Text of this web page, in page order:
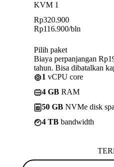
KVM 1
Rp320.900
Rp116.900/bln
Pilih paket
Biaya perpanjangan
tahun. Bisa dibatalkan
1 vCPU core
4 GB RAM
50 GB NVMe disk
4 TB bandwidth